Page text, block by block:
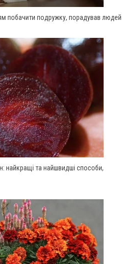
побачити подружку, порадував людей
найкращі та найшвидші способи,